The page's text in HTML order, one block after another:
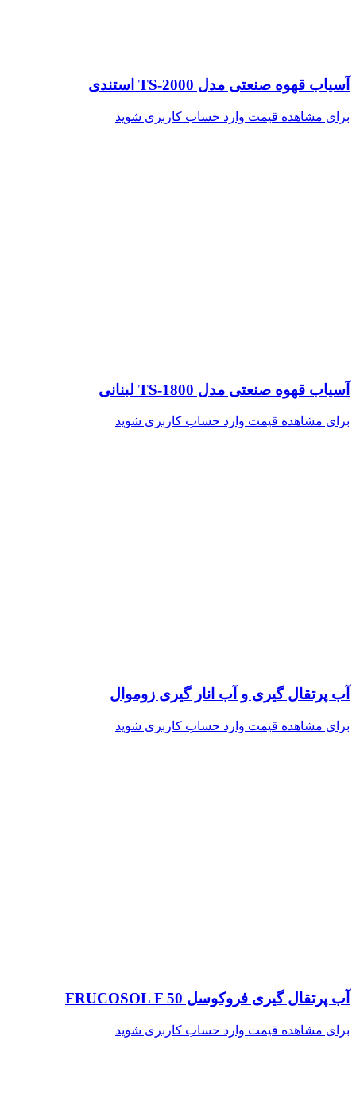
آسیاب قهوه صنعتی مدل TS-2000 استندی
برای مشاهده قیمت وارد حساب کاربری شوید
آسیاب قهوه صنعتی مدل TS-1800 لبنانی
برای مشاهده قیمت وارد حساب کاربری شوید
آب پرتقال گیری و آب انار گیری زوموال
برای مشاهده قیمت وارد حساب کاربری شوید
آب پرتقال گیری فروکوسل FRUCOSOL F 50
برای مشاهده قیمت وارد حساب کاربری شوید